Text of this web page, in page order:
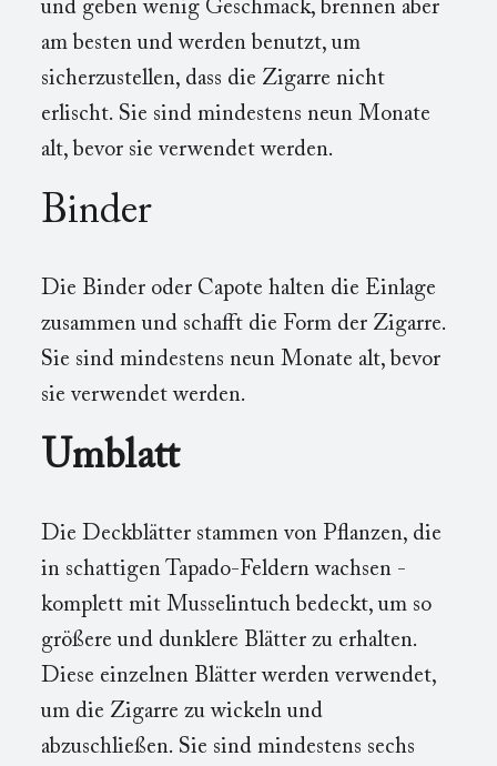
und geben wenig Geschmack, brennen aber
am besten und werden benutzt, um
sicherzustellen, dass die Zigarre nicht
erlischt. Sie sind mindestens neun Monate
alt, bevor sie verwendet werden.
Binder
Die Binder oder Capote halten die Einlage
zusammen und schafft die Form der Zigarre.
Sie sind mindestens neun Monate alt, bevor
sie verwendet werden.
Umblatt
Die Deckblätter stammen von Pflanzen, die
in schattigen Tapado-Feldern wachsen -
komplett mit Musselintuch bedeckt, um so
größere und dunklere Blätter zu erhalten.
Diese einzelnen Blätter werden verwendet,
um die Zigarre zu wickeln und
abzuschließen. Sie sind mindestens sechs